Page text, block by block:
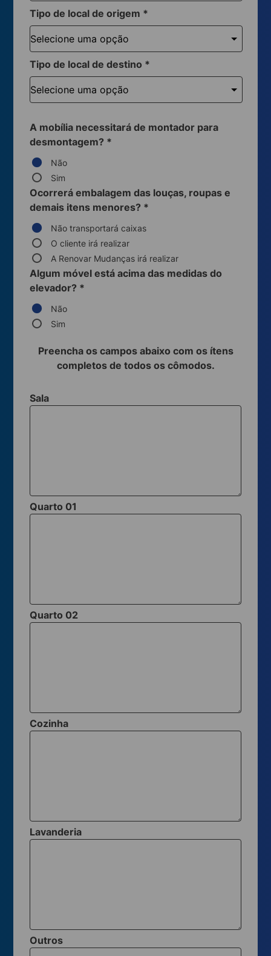
Tipo de local de origem *
Tipo de local de destino *
A mobília necessitará de montador para
desmontagem? *
Não
Sim
Ocorrerá embalagem das louças, roupas e
demais itens menores? *
Não transportará caixas
O cliente irá realizar
A Renovar Mudanças irá realizar
Algum móvel está acima das medidas do
elevador? *
Não
Sim
Preencha os campos abaixo com os ítens
completos de todos os cômodos.
Sala
Quarto 01
Quarto 02
Cozinha
Lavanderia
Outros